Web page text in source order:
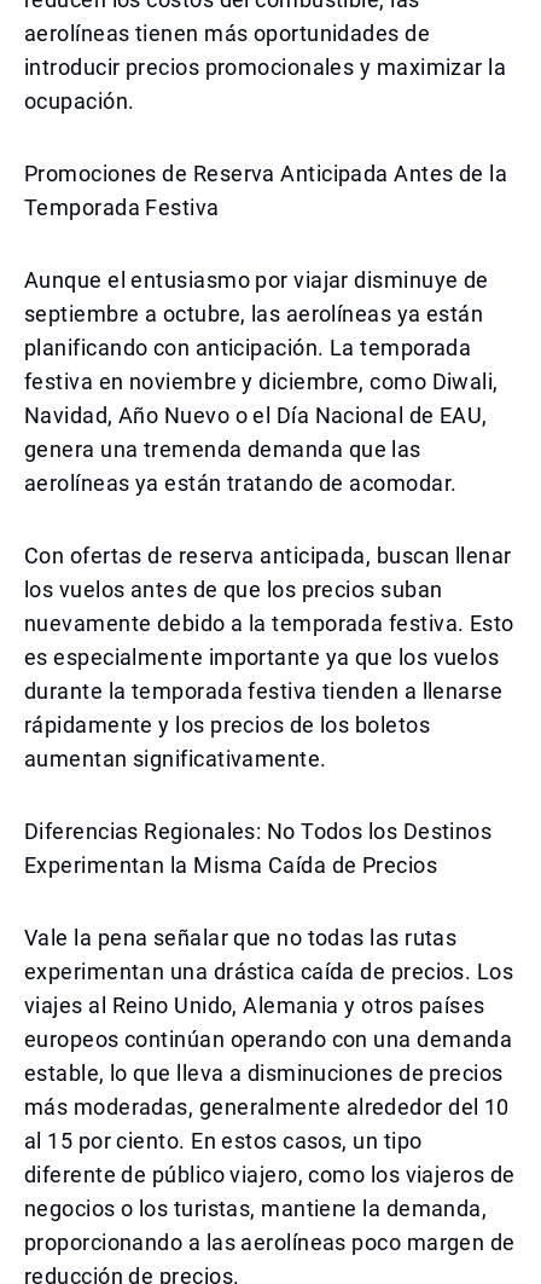
aerolíneas tienen más oportunidades de
introducir precios promocionales y maximizar la
ocupación.
Promociones de Reserva Anticipada Antes de la
Temporada Festiva
Aunque el entusiasmo por viajar disminuye de
septiembre a octubre, las aerolíneas ya están
planificando con anticipación. La temporada
festiva en noviembre y diciembre, como Diwali,
Navidad, Año Nuevo o el Día Nacional de EAU,
genera una tremenda demanda que las
aerolíneas ya están tratando de acomodar.
Con ofertas de reserva anticipada, buscan llenar
los vuelos antes de que los precios suban
nuevamente debido a la temporada festiva. Esto
es especialmente importante ya que los vuelos
durante la temporada festiva tienden a llenarse
rápidamente y los precios de los boletos
aumentan significativamente.
Diferencias Regionales: No Todos los Destinos
Experimentan la Misma Caída de Precios
Vale la pena señalar que no todas las rutas
experimentan una drástica caída de precios. Los
viajes al Reino Unido, Alemania y otros países
europeos continúan operando con una demanda
estable, lo que lleva a disminuciones de precios
más moderadas, generalmente alrededor del 10
al 15 por ciento. En estos casos, un tipo
diferente de público viajero, como los viajeros de
negocios o los turistas, mantiene la demanda,
proporcionando a las aerolíneas poco margen de
reducción de precios.